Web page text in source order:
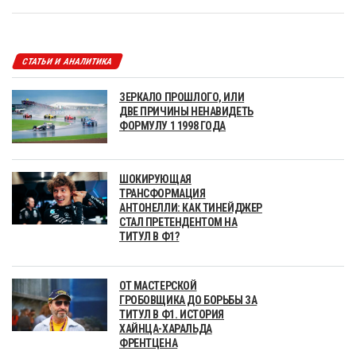
СТАТЬИ И АНАЛИТИКА
ЗЕРКАЛО ПРОШЛОГО, ИЛИ
ДВЕ ПРИЧИНЫ НЕНАВИДЕТЬ
ФОРМУЛУ 1 1998 ГОДА
ШОКИРУЮЩАЯ
ТРАНСФОРМАЦИЯ
АНТОНЕЛЛИ: КАК ТИНЕЙДЖЕР
СТАЛ ПРЕТЕНДЕНТОМ НА
ТИТУЛ В Ф1?
ОТ МАСТЕРСКОЙ
ГРОБОВЩИКА ДО БОРЬБЫ ЗА
ТИТУЛ В Ф1. ИСТОРИЯ
ХАЙНЦА-ХАРАЛЬДА
ФРЕНТЦЕНА